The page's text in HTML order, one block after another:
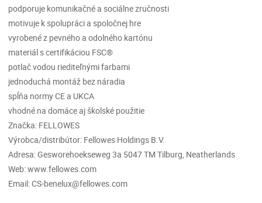
podporuje komunikačné a sociálne zručnosti
motivuje k spolupráci a spoločnej hre
vyrobené z pevného a odolného kartónu
materiál s certifikáciou FSC®
potlač vodou riediteľnými farbami
jednoduchá montáž bez náradia
spĺňa normy CE a UKCA
vhodné na domáce aj školské použitie
Značka: FELLOWES
Výrobca/distribútor: Fellowes Holdings B.V.
Adresa: Gesworehoekseweg 3a 5047 TM Tilburg, Neatherlands
Web: www.fellowes.com
Email: CS-benelux@fellowes.com